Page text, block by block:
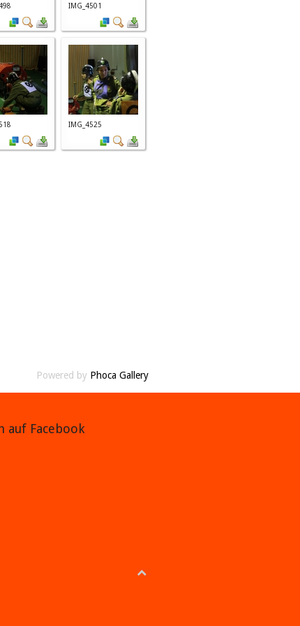
IMG_4501
IMG_4525
Powered by Phoca Gallery
auf Facebook